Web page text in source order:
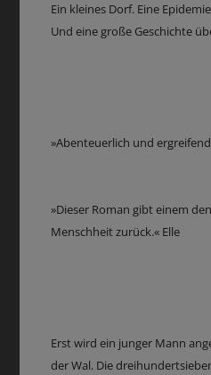
Ein kleines Dorf. Eine
Und eine große Geschichte
»Abenteuerlich und
»Dieser Roman gibt einem
Menschheit zurück.« Elle
Erst wird ein junger Mann
der Wal. Die